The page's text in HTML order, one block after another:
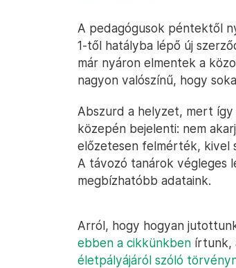
A pedagógusok péntektől
1-től hatályba lépő új
már nyáron elmentek a
nagyon valószínű, hogy
Abszurd a helyzet, mert
közepén bejelenti: nem
előzetesen felmérték, kivel
A távozó tanárok végleges
megbízhatóbb adataink.
Arról, hogy hogyan
ebben a cikkünkben írtunk,
életpályájáról szóló